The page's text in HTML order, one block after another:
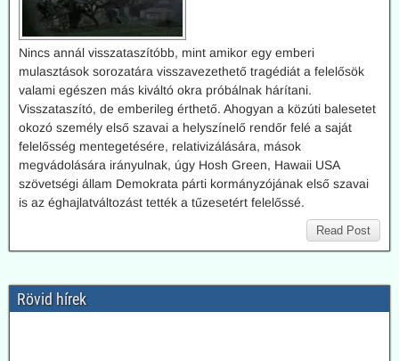
Nincs annál visszataszítóbb, mint amikor egy emberi
mulasztások sorozatára visszavezethető tragédiát a felelősök
valami egészen más kiváltó okra próbálnak hárítani.
Visszataszító, de emberileg érthető. Ahogyan a közúti balesetet
okozó személy első szavai a helyszínelő rendőr felé a saját
felelősség mentegetésére, relativizálására, mások
megvádolására irányulnak, úgy Hosh Green, Hawaii USA
szövetségi állam Demokrata párti kormányzójának első szavai
is az éghajlatváltozást tették a tűzesetért felelőssé.
Read Post
Rövid hírek